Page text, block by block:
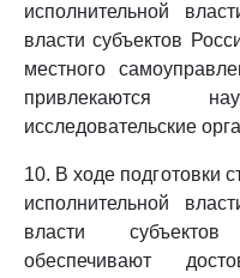
исполнительной
власти субъектов
местного
привлекаются
исследовательские
10. В ходе подготовки
исполнительной
власти
обеспечивают